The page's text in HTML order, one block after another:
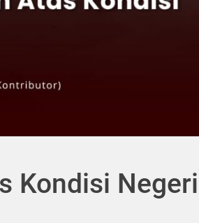
Kondisi Negeri